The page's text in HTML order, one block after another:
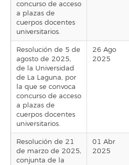
concurso de acceso
a plazas de
cuerpos docentes
universitarios.
Resolución de 5 de
agosto de 2025,
de la Universidad
de La Laguna, por
la que se convoca
concurso de acceso
a plazas de
cuerpos docentes
universitarios.
26 Ago
2025
Resolución de 21
de marzo de 2025,
conjunta de la
01 Abr
2025